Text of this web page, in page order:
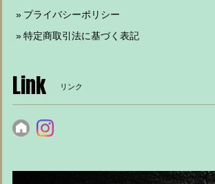
プライバシーポリシー
特定商取引法に基づく表記
Link リンク